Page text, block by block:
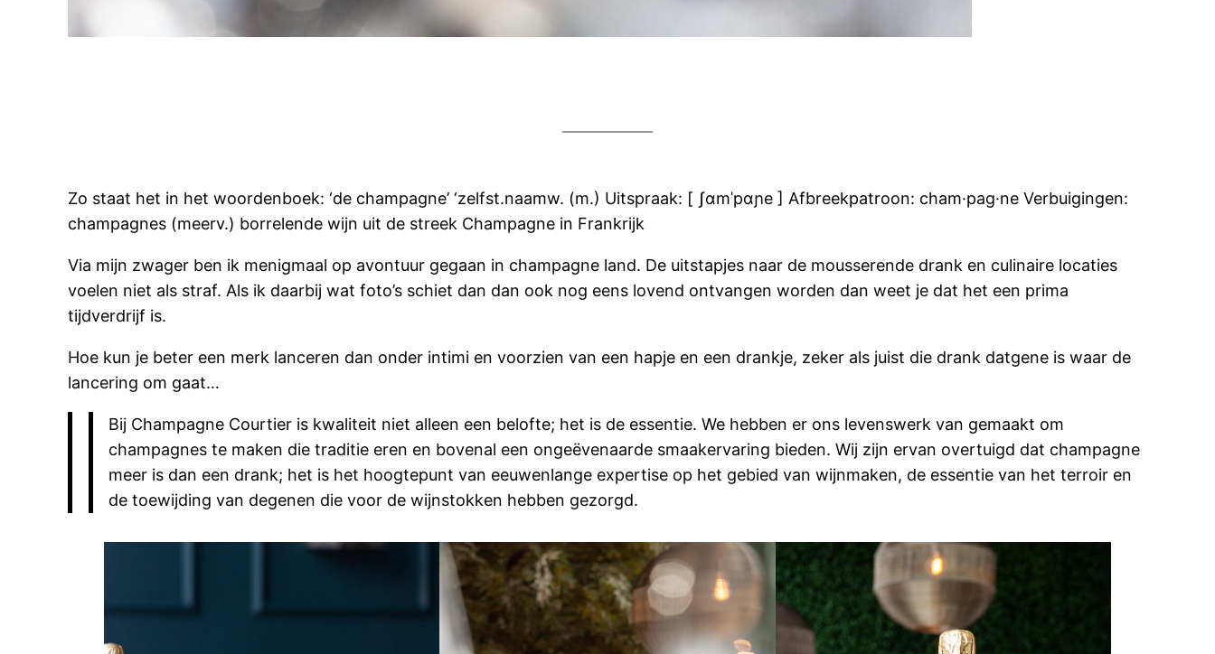
Zo staat het in het woordenboek: ‘de champagne’ ‘zelfst.naamw. (m.) Uitspraak: [ ʃɑmˈpɑɲe ] Afbreekpatroon: cham·pag·ne Verbuigingen:
champagnes (meerv.) borrelende wijn uit de streek Champagne in Frankrijk
Via mijn zwager ben ik menigmaal op avontuur gegaan in champagne land. De uitstapjes naar de mousserende drank en culinaire locaties
voelen niet als straf. Als ik daarbij wat foto’s schiet dan dan ook nog eens lovend ontvangen worden dan weet je dat het een prima
tijdverdrijf is.
Hoe kun je beter een merk lanceren dan onder intimi en voorzien van een hapje en een drankje, zeker als juist die drank datgene is waar de
lancering om gaat…
Bij Champagne Courtier is kwaliteit niet alleen een belofte; het is de essentie. We hebben er ons levenswerk van gemaakt om
champagnes te maken die traditie eren en bovenal een ongeëvenaarde smaakervaring bieden. Wij zijn ervan overtuigd dat champagne
meer is dan een drank; het is het hoogtepunt van eeuwenlange expertise op het gebied van wijnmaken, de essentie van het terroir en
de toewijding van degenen die voor de wijnstokken hebben gezorgd.